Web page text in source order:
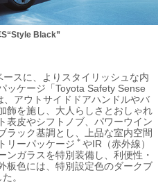
S“Style Black”
スに、よりスタイリッシュな内
ッケージ「Toyota Safety Sense
アウトサイドドアハンドルやバ
飾を施し、大人らしさとおしゃれ
表皮やシフトノブ、パワーウイン
ラック基調とし、上品な室内空間
リーパッケージ ＊ やIR（赤外線）
ンガラスを特別装備し、利便性・
板色には、特別設定色のダークブ
。